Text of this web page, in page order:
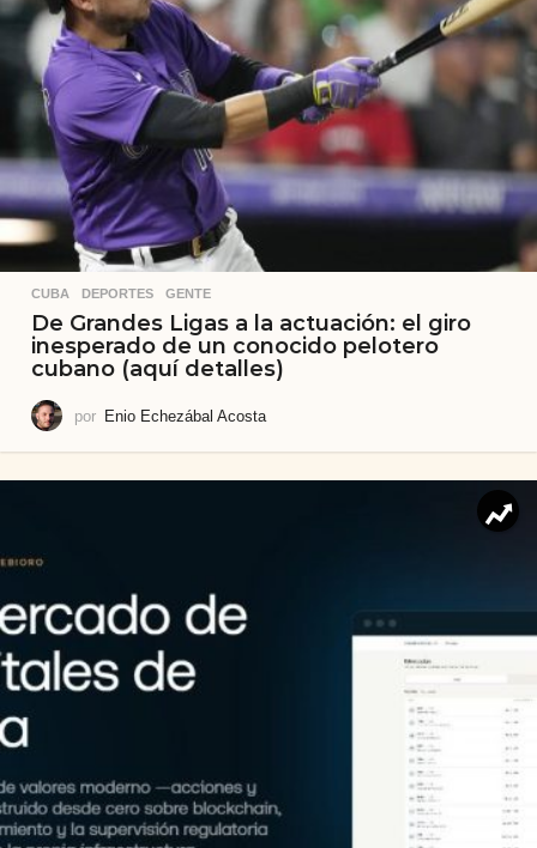
CUBA ,DEPORTES ,GENTE
De Grandes Ligas a la actuación: el giro
inesperado de un conocido pelotero
cubano (aquí detalles)
por Enio Echezábal Acosta